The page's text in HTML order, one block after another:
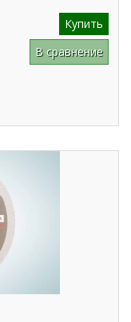
Купить
В сравнение